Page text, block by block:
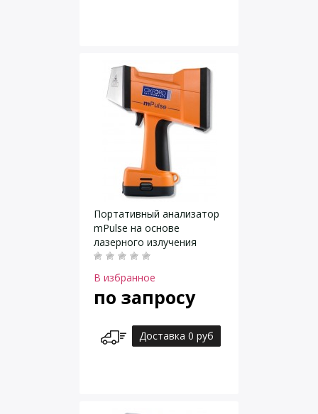
Портативный анализатор
mPulse на основе
лазерного излучения
В избранное
по запросу
Доставка 0 руб